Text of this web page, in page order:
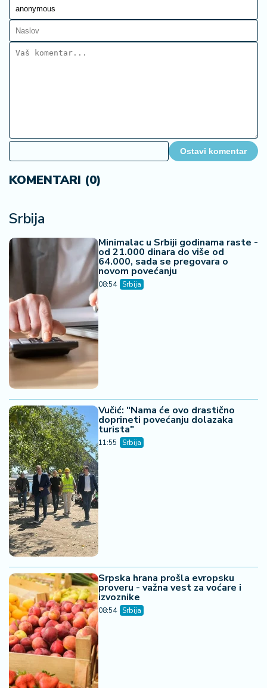
Ostavi komentar
KOMENTARI (0)
Srbija
Minimalac u Srbiji godinama raste -
od 21.000 dinara do više od
64.000, sada se pregovara o
novom povećanju
08:54 Srbija
Vučić: "Nama će ovo drastično
doprineti povećanju dolazaka
turista"
11:55 Srbija
Srpska hrana prošla evropsku
proveru - važna vest za voćare i
izvoznike
08:54 Srbija